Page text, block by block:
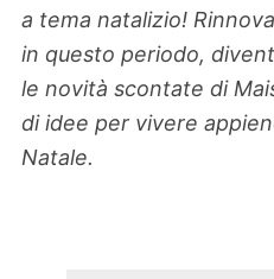
a tema natalizio!
in questo periodo,
le novità scontate di
di idee per vivere
Natale.